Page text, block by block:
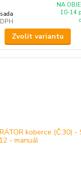
sada
NA
10-14
Zvolit variantu